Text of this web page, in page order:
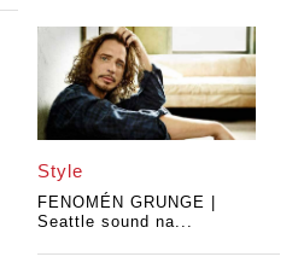
Style
FENOMÉN GRUNGE |
Seattle sound na...